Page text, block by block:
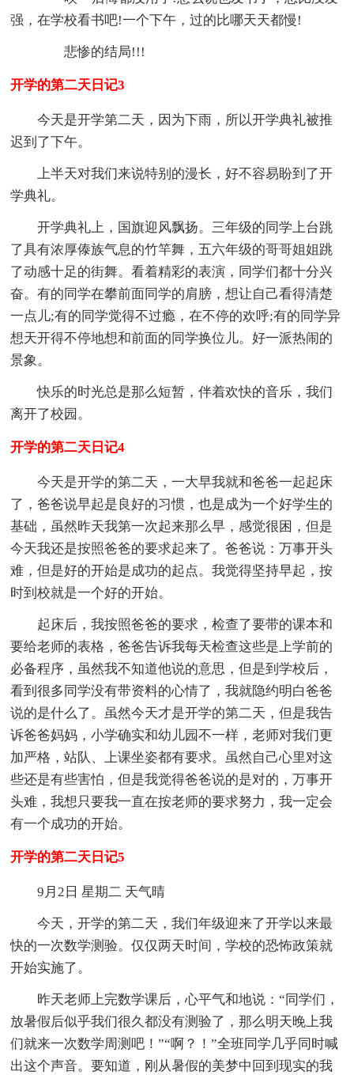
强，在学校看书吧!一个下午，过的比哪天天都慢!
悲惨的结局!!!
开学的第二天日记3
今天是开学第二天，因为下雨，所以开学典礼被推
迟到了下午。
上半天对我们来说特别的漫长，好不容易盼到了开
学典礼。
开学典礼上，国旗迎风飘扬。三年级的同学上台跳
了具有浓厚傣族气息的竹竿舞，五六年级的哥哥姐姐跳
了动感十足的街舞。看着精彩的表演，同学们都十分兴
奋。有的同学在攀前面同学的肩膀，想让自己看得清楚
一点儿;有的同学觉得不过瘾，在不停的欢呼;有的同学异
想天开得不停地想和前面的同学换位儿。好一派热闹的
景象。
快乐的时光总是那么短暂，伴着欢快的音乐，我们
离开了校园。
开学的第二天日记4
今天是开学的第二天，一大早我就和爸爸一起起床
了，爸爸说早起是良好的习惯，也是成为一个好学生的
基础，虽然昨天我第一次起来那么早，感觉很困，但是
今天我还是按照爸爸的要求起来了。爸爸说：万事开头
难，但是好的开始是成功的起点。我觉得坚持早起，按
时到校就是一个好的开始。
起床后，我按照爸爸的要求，检查了要带的课本和
要给老师的表格，爸爸告诉我每天检查这些是上学前的
必备程序，虽然我不知道他说的意思，但是到学校后，
看到很多同学没有带资料的心情了，我就隐约明白爸爸
说的是什么了。虽然今天才是开学的第二天，但是我告
诉爸爸妈妈，小学确实和幼儿园不一样，老师对我们更
加严格，站队、上课坐姿都有要求。虽然自己心里对这
些还是有些害怕，但是我觉得爸爸说的是对的，万事开
头难，我想只要我一直在按老师的要求努力，我一定会
有一个成功的开始。
开学的第二天日记5
9月2日 星期二 天气晴
今天，开学的第二天，我们年级迎来了开学以来最
快的一次数学测验。仅仅两天时间，学校的恐怖政策就
开始实施了。
昨天老师上完数学课后，心平气和地说：“同学们，
放暑假后似乎我们很久都没有测验了，那么明天晚上我
们就来一次数学周测吧！”“啊？！”全班同学几乎同时喊
出这个声音。要知道，刚从暑假的美梦中回到现实的我